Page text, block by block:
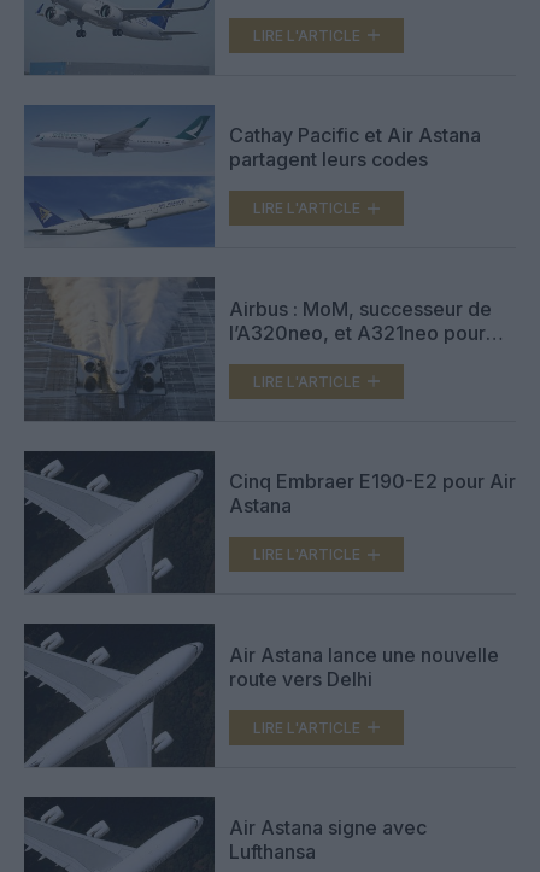
LIRE L'ARTICLE
Cathay Pacific et Air Astana
partagent leurs codes
LIRE L'ARTICLE
Airbus : MoM, successeur de
l’A320neo, et A321neo pour
LIRE L'ARTICLE
Cinq Embraer E190-E2 pour Air
Astana
LIRE L'ARTICLE
Air Astana lance une nouvelle
route vers Delhi
LIRE L'ARTICLE
Air Astana signe avec
Lufthansa